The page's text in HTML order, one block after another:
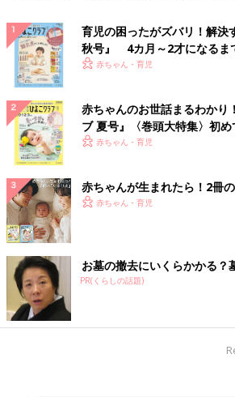
出典：Instagramアカウント「ruuuuuna1218」
こちらはruuuuuna1218さんがセリアで購
ズ。くすみカラーでおしゃれなので、
そうですよね。「100均のおままごとアイ
い」と気に入っている様子♪
育児の困ったがズバリ！解決
秋号』 4カ月～2才になるま
いっぱい！
赤ちゃん・育児
赤ちゃんのお世話まるわかり
ブ 夏号』〈巻頭大特集〉初
く！ おっぱい・ミルクの基本
赤ちゃん・育児
赤ちゃんが生まれたら！2冊の
赤ちゃん・育児
お墓の撤去にいくらかかる？
PR(くらしの話題)